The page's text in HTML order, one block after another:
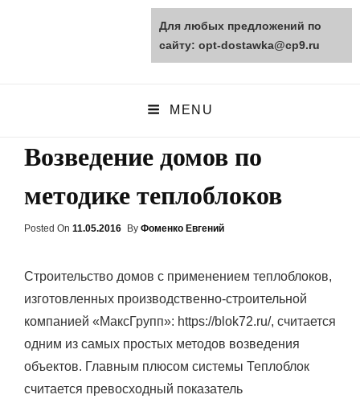
opt-dostawka.ru
MENU
Возведение домов по
методике теплоблоков
Posted On Posted
11.05.2016 By Фоменко Евгений
Строительство домов с применением теплоблоков,
изготовленных производственно-строительной
компанией «МаксГрупп»: https://blok72.ru/, считается
одним из самых простых методов возведения
объектов. Главным плюсом системы Теплоблок
считается превосходный показатель
Для любых предложений по
сайту: opt-dostawka@cp9.ru